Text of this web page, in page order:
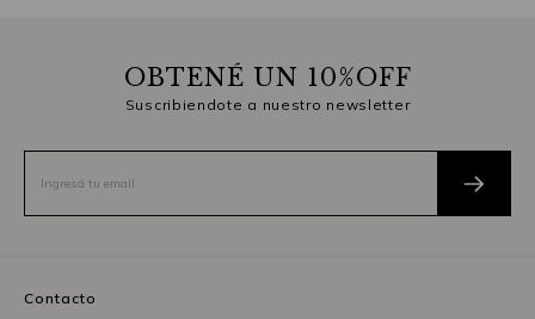
OBTENÉ UN 10%OFF
Suscribiendote a nuestro newsletter
Contacto